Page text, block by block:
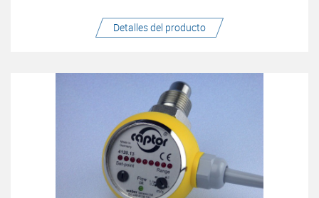
Detalles del producto